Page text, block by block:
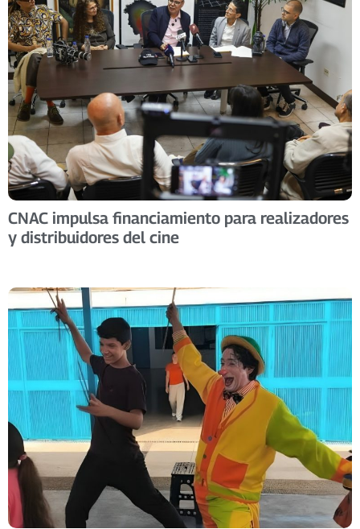
CNAC impulsa financiamiento para realizadores
y distribuidores del cine